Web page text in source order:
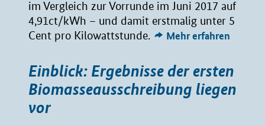
im Vergleich zur Vorrunde im Juni 2017 auf
4,91ct/kWh – und damit erstmalig unter 5
Cent pro Kilowattstunde.
Mehr erfahren
Einblick: Ergebnisse der ersten
Biomasseausschreibung liegen
vor